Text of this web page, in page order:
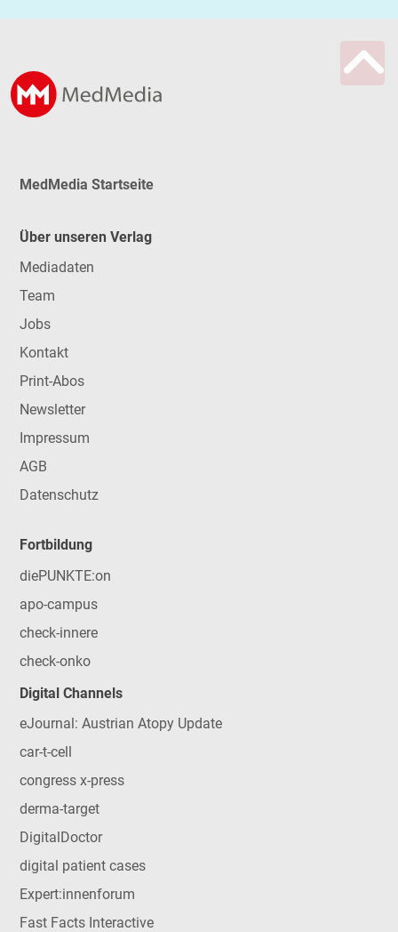
MedMedia Startseite
Über unseren Verlag
Mediadaten
Team
Jobs
Kontakt
Print-Abos
Newsletter
Impressum
AGB
Datenschutz
Fortbildung
diePUNKTE:on
apo-campus
check-innere
check-onko
Digital Channels
eJournal: Austrian Atopy Update
car-t-cell
congress x-press
derma-target
DigitalDoctor
digital patient cases
Expert:innenforum
Fast Facts Interactive